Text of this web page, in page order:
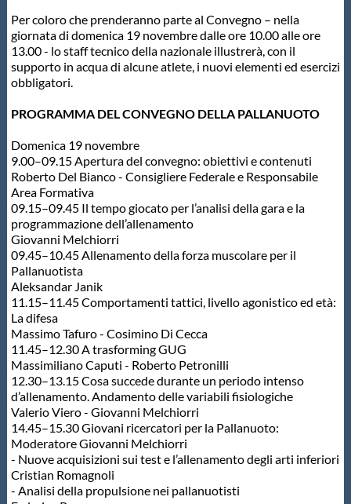
Per coloro che prenderanno parte al Convegno – nella
giornata di domenica 19 novembre dalle ore 10.00 alle ore
13.00 - lo staff tecnico della nazionale illustrerà, con il
supporto in acqua di alcune atlete, i nuovi elementi ed esercizi
obbligatori.
PROGRAMMA DEL CONVEGNO DELLA PALLANUOTO
Domenica 19 novembre
9.00–09.15 Apertura del convegno: obiettivi e contenuti
Roberto Del Bianco - Consigliere Federale e Responsabile
Area Formativa
09.15–09.45 Il tempo giocato per l’analisi della gara e la
programmazione dell’allenamento
Giovanni Melchiorri
09.45–10.45 Allenamento della forza muscolare per il
Pallanuotista
Aleksandar Janik
11.15–11.45 Comportamenti tattici, livello agonistico ed età:
La difesa
Massimo Tafuro - Cosimino Di Cecca
11.45–12.30 A trasforming GUG
Massimiliano Caputi - Roberto Petronilli
12.30–13.15 Cosa succede durante un periodo intenso
d’allenamento. Andamento delle variabili fisiologiche
Valerio Viero - Giovanni Melchiorri
14.45–15.30 Giovani ricercatori per la Pallanuoto:
Moderatore Giovanni Melchiorri
- Nuove acquisizioni sui test e l’allenamento degli arti inferiori
Cristian Romagnoli
- Analisi della propulsione nei pallanuotisti